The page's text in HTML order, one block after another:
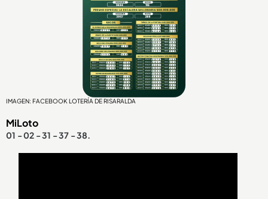
IMAGEN: FACEBOOK LOTERÍA DE RISARALDA
MiLoto
01 - 02 - 31 - 37 - 38.